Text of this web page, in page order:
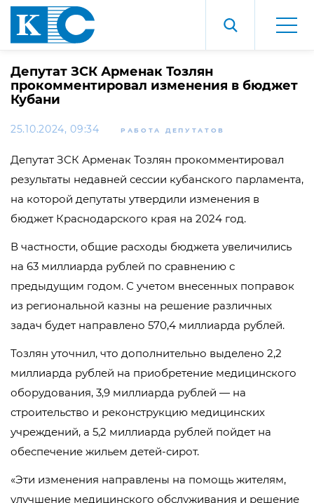
Депутат ЗСК Арменак Тозлян
прокомментировал изменения в бюджет
Кубани
25.10.2024, 09:34 РАБОТА ДЕПУТАТОВ
Депутат ЗСК Арменак Тозлян прокомментировал
результаты недавней сессии кубанского парламента,
на которой депутаты утвердили изменения в
бюджет Краснодарского края на 2024 год.
В частности, общие расходы бюджета увеличились
на 63 миллиарда рублей по сравнению с
предыдущим годом. С учетом внесенных поправок
из региональной казны на решение различных
задач будет направлено 570,4 миллиарда рублей.
Тозлян уточнил, что дополнительно выделено 2,2
миллиарда рублей на приобретение медицинского
оборудования, 3,9 миллиарда рублей — на
строительство и реконструкцию медицинских
учреждений, а 5,2 миллиарда рублей пойдет на
обеспечение жильем детей-сирот.
«Эти изменения направлены на помощь жителям,
улучшение медицинского обслуживания и решение